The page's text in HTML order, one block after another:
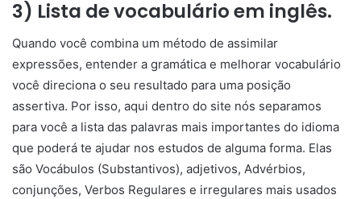
3) Lista de vocabulário em inglês.
Quando você combina um método de assimilar
expressões, entender a gramática e melhorar vocabulário
você direciona o seu resultado para uma posição
assertiva. Por isso, aqui dentro do site nós separamos
para você a lista das palavras mais importantes do idioma
que poderá te ajudar nos estudos de alguma forma. Elas
são Vocábulos (Substantivos), adjetivos, Advérbios,
conjunções, Verbos Regulares e irregulares mais usados